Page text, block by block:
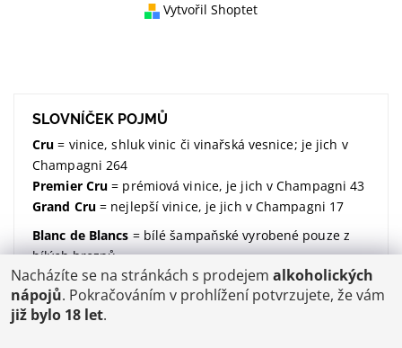
Vytvořil Shoptet
SLOVNÍČEK POJMŮ
Cru = vinice, shluk vinic či vinařská vesnice; je jich v
Champagni 264
Premier Cru = prémiová vinice, je jich v Champagni 43
Grand Cru= nejlepší vinice, je jich v Champagni 17
Blanc de Blancs = bílé šampaňské vyrobené pouze z
bílých hroznů
Blanc de Noirs= bílé šampaňské vyrobené pouze z
modrých hroznů
dosáž / dosage / dávkování
Nacházíte se na stránkách s prodejem alkoholických
nápojů. Pokračováním v prohlížení potvrzujete, že vám
již bylo 18 let.